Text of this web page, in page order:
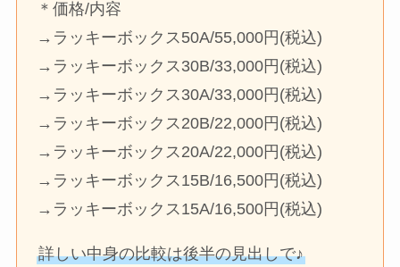
＊価格/内容
→ラッキーボックス50A/55,000円(税込)
→ラッキーボックス30B/33,000円(税込)
→ラッキーボックス30A/33,000円(税込)
→ラッキーボックス20B/22,000円(税込)
→ラッキーボックス20A/22,000円(税込)
→ラッキーボックス15B/16,500円(税込)
→ラッキーボックス15A/16,500円(税込)
詳しい中身の比較は後半の見出しで♪